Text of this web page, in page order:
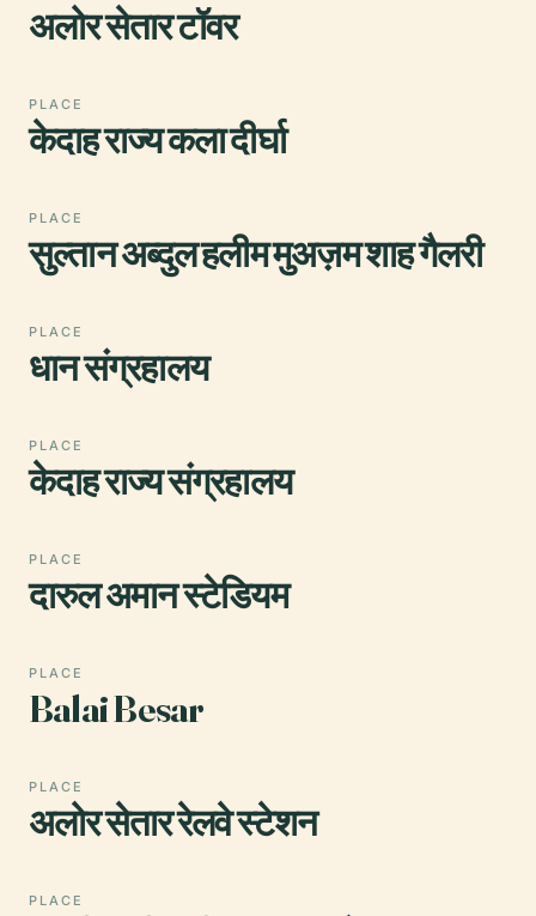
अलोर सेतार टॉवर
PLACE
केदाह राज्य कला दीर्घा
PLACE
सुल्तान अब्दुल हलीम मुअज़म शाह गैलरी
PLACE
धान संग्रहालय
PLACE
केदाह राज्य संग्रहालय
PLACE
दारुल अमान स्टेडियम
PLACE
Balai Besar
PLACE
अलोर सेतार रेलवे स्टेशन
PLACE